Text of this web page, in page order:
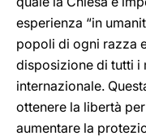
esperienza “in
popoli di ogni razza
disposizione di tutti i
internazionale.
ottenere la libertà
aumentare la